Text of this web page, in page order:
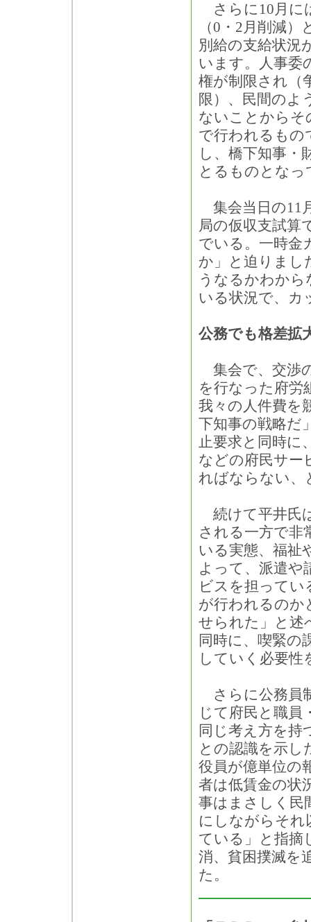
さらに10月に
（0・2月削減
別給の支給状況
います。人事委
権が制限され（
限）、民間のよ
ないことからそ
で行われるもの
し、橋下知事・
とるものとなっ
集会当日の11
局の仮収支試算
でいる。一時金
か」と迫りまし
うなるかわか
いる状況で、カ
公務でも格差拡
集会で、交渉
を行なった府労
我々の人件費を
下知事の戦略だ
止要求と同時に
などの府民サー
ればならない、
続けて平井氏
される一方で非
いる実態、福祉
よって、派遣や
ビスを担ってい
が行われるのか
せられた」と述
同時に、喫緊の
していく必要性
さらに公務員
じて府民と職員
同じ考え方を持
との認識を示し
役員が億単位の
者は低賃金の状
事はまさしく民
にしながらそれ
ている」と指摘
消、貧困撲滅を
た。